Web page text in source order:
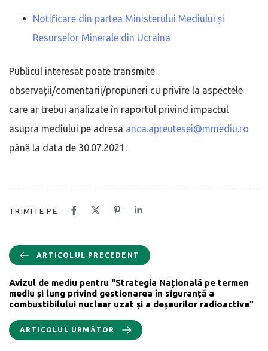
Notificare din partea Ministerului Mediului și
Resurselor Minerale din Ucraina
Publicul interesat poate transmite
observații/comentarii/propuneri cu privire la aspectele
care ar trebui analizate în raportul privind impactul
asupra mediului pe adresa anca.apreutesei@mmediu.ro
până la data de 30.07.2021.
TRIMITE PE
ARTICOLUL PRECEDENT
Avizul de mediu pentru “Strategia Națională pe termen
mediu și lung privind gestionarea în siguranță a
combustibilului nuclear uzat și a deșeurilor radioactive”
ARTICOLUL URMĂTOR